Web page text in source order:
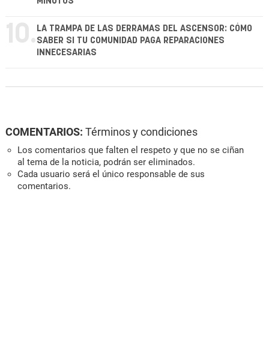
10. LA TRAMPA DE LAS DERRAMAS DEL ASCENSOR: CÓMO
SABER SI TU COMUNIDAD PAGA REPARACIONES
INNECESARIAS
COMENTARIOS: Términos y condiciones
Los comentarios que falten el respeto y que no se ciñan
al tema de la noticia, podrán ser eliminados.
Cada usuario será el único responsable de sus
comentarios.